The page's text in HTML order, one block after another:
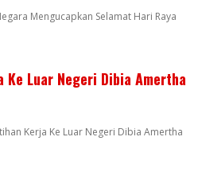
Mengucapkan Selamat Hari Raya
Ke Luar Negeri Dibia Amertha
Kerja Ke Luar Negeri Dibia Amertha